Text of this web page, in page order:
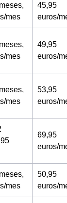
mes
45,95
euros/
mes
49,95
euros/
mes
53,95
euros/
69,95
euros/
mes
50,95
euros/